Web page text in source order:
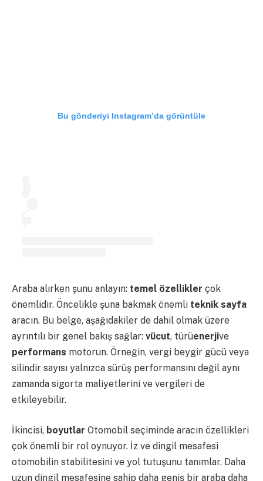
Bu gönderiyi Instagram’da görüntüle
Araba alırken şunu anlayın: temel özellikler çok
önemlidir. Öncelikle şuna bakmak önemli teknik sayfa
aracın. Bu belge, aşağıdakiler de dahil olmak üzere
ayrıntılı bir genel bakış sağlar: vücut, türüenerjive
performans motorun. Örneğin, vergi beygir gücü veya
silindir sayısı yalnızca sürüş performansını değil aynı
zamanda sigorta maliyetlerini ve vergileri de
etkileyebilir.
İkincisi, boyutlar Otomobil seçiminde aracın özellikleri
çok önemli bir rol oynuyor. İz ve dingil mesafesi
otomobilin stabilitesini ve yol tutuşunu tanımlar. Daha
uzun dingil mesafesine sahip daha geniş bir araba daha